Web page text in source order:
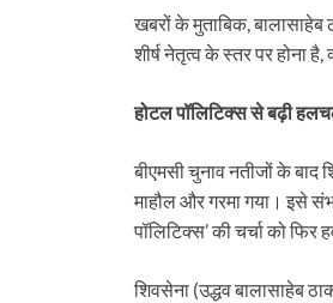
खबरों के मुताबिक, बालासाहेब
शीर्ष नेतृत्व के स्तर पर होना
होटल पॉलिटिक्स से बढ़ी
बीएमसी चुनाव नतीजों के बाद
माहौल और गरमा गया। इसे
पॉलिटिक्स’ की चर्चा को फिर
शिवसेना (उद्धव बालासाहेब